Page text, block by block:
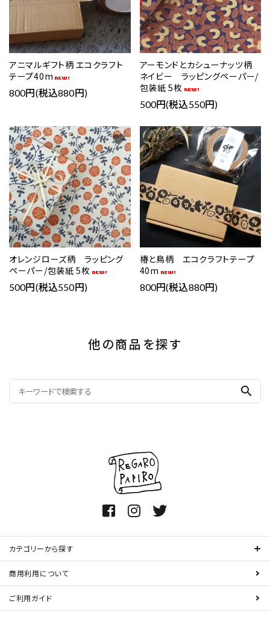
アニマルギフト柄 エコクラフト
テープ40m
800円(税込880円)
アーモンドとカシューナッツ柄
ネイビー ラッピングペーパー/
包装紙 5枚
500円(税込550円)
オレンジローズ柄 ラッピング
ペーパー/包装紙 5枚
500円(税込550円)
favorite
椿と鳥柄 エコクラフトテープ
40m
800円(税込880円)
favorite
他の商品を探す
search
カテゴリーから探す
商用利用について
ご利用ガイド